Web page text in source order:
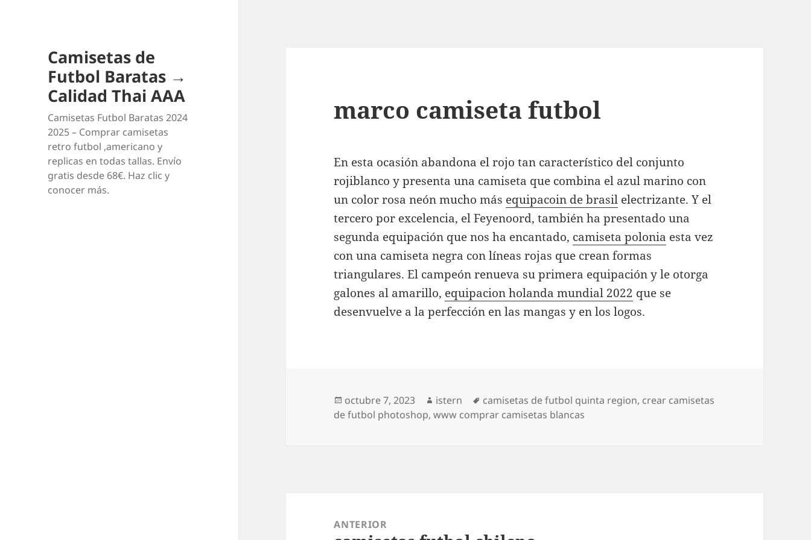
Camisetas de
Futbol Baratas →
Calidad Thai AAA
Camisetas Futbol Baratas 2024
2025 – Comprar camisetas
retro futbol ,americano y
replicas en todas tallas. Envío
gratis desde 68€. Haz clic y
conocer más.
marco camiseta futbol
En esta ocasión abandona el rojo tan característico del conjunto
rojiblanco y presenta una camiseta que combina el azul marino con
un color rosa neón mucho más equipacoin de brasil electrizante. Y el
tercero por excelencia, el Feyenoord, también ha presentado una
segunda equipación que nos ha encantado, camiseta polonia esta vez
con una camiseta negra con líneas rojas que crean formas
triangulares. El campeón renueva su primera equipación y le otorga
galones al amarillo, equipacion holanda mundial 2022 que se
desenvuelve a la perfección en las mangas y en los logos.
Publicado
el
octubre 7, 2023 Autor
istern Etiquetas
camisetas de futbol quinta region, crear camisetas
de futbol photoshop,www comprar camisetas blancas
ANTERIOR